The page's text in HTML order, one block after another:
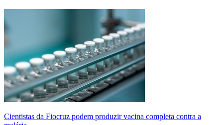
Cientistas da Fiocruz podem produzir vacina completa contra a